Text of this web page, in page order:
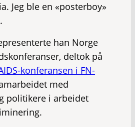
Jeg ble en «posterboy»
han Norge
deltok på
konferansen i FN-
med
politikere i arbeidet